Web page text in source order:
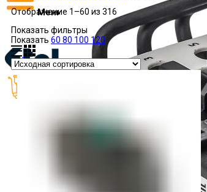
Меню
Отображение 1–60 из 316
Показать фильтры
Показать 60 80 100 120